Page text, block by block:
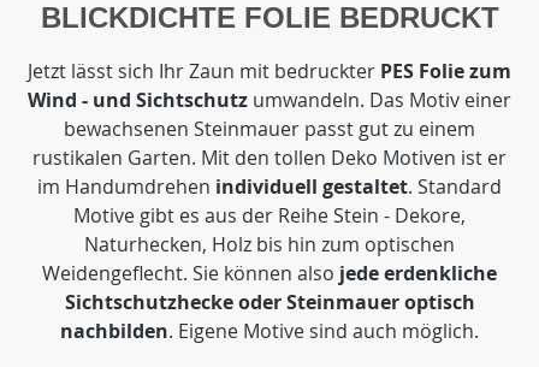
BLICKDICHTE FOLIE BEDRUCKT
Jetzt lässt sich Ihr Zaun mit bedruckter PES Folie zum
Wind - und Sichtschutz umwandeln. Das Motiv einer
bewachsenen Steinmauer passt gut zu einem
rustikalen Garten. Mit den tollen Deko Motiven ist er
im Handumdrehen individuell gestaltet. Standard
Motive gibt es aus der Reihe Stein - Dekore,
Naturhecken, Holz bis hin zum optischen
Weidengeflecht. Sie können also jede erdenkliche
Sichtschutzhecke oder Steinmauer optisch
nachbilden. Eigene Motive sind auch möglich.